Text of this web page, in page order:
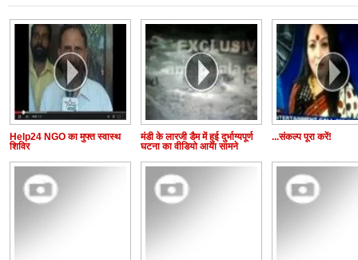
Help24 NGO का मुफ्त स्वास्थ
शिविर
मंडी के लारजी डैम में हुई दुर्भाग्यपूर्ण
घटना का वीडियो आया सामने
...संकल्प पूरा करें!